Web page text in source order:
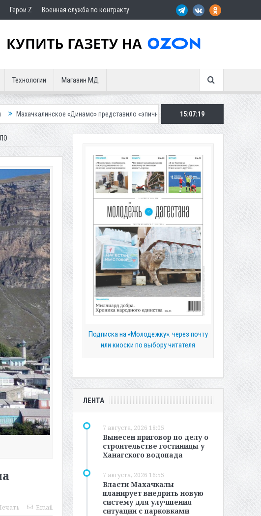
Герои Z Военная служба по контракту
Технологии Магазин МД
«Динамо» представило «эпичную» гостевую форму Около восьми тысяч
15:07:21
Email
Подписка на «Молодежку»: через почту
или киоски по выбору читателя
ЛЕНТА
7 августа, 2026 18:05
Вынесен приговор по делу о
строительстве гостиницы у
Ханагского водопада
7 августа, 2026 16:55
Власти Махачкалы
планирует внедрить новую
систему для улучшения
ситуации с парковками